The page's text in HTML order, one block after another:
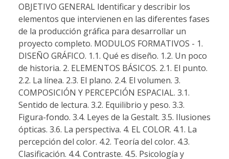
OBJETIVO GENERAL Identificar y describir los
elementos que intervienen en las diferentes fases
de la producción gráfica para desarrollar un
proyecto completo. MODULOS FORMATIVOS - 1.
DISEÑO GRÁFICO. 1.1. Qué es diseño. 1.2. Un poco
de historia. 2. ELEMENTOS BÁSICOS. 2.1. El punto.
2.2. La línea. 2.3. El plano. 2.4. El volumen. 3.
COMPOSICIÓN Y PERCEPCIÓN ESPACIAL. 3.1.
Sentido de lectura. 3.2. Equilibrio y peso. 3.3.
Figura-fondo. 3.4. Leyes de la Gestalt. 3.5. Ilusiones
ópticas. 3.6. La perspectiva. 4. EL COLOR. 4.1. La
percepción del color. 4.2. Teoría del color. 4.3.
Clasificación. 4.4. Contraste. 4.5. Psicología y